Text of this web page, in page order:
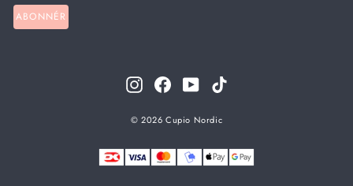
mail
ABONNÉR
© 2026 Cupio Nordic
InstagramFacebookYouTube